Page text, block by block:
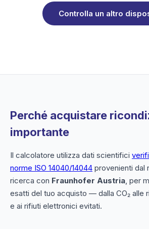
Controlla un altro
Perché acquistare
importante
Il calcolatore utilizza dati scientifici
norme ISO 14040/14044 provenienti dal
ricerca con Fraunhofer Austria, per
esatti del tuo acquisto — dalla CO₂ alle
e ai rifiuti elettronici evitati.